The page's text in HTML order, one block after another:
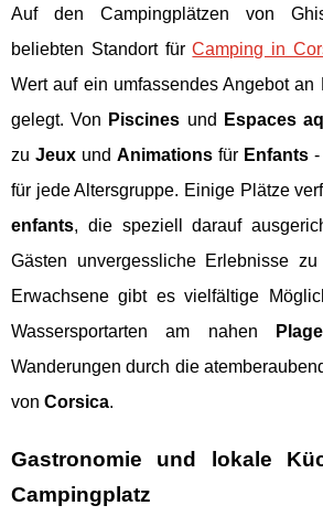
Auf den Campingplätzen von
beliebten Standort fürCamping in
Wert auf ein umfassendes Angebot an
gelegt. Von Piscines und Espaces
zu Jeuxund Animationsfür Enfants-
für jede Altersgruppe. Einige Plätze
enfants, die speziell darauf
Gästen unvergessliche Erlebnisse
Erwachsene gibt es vielfältige
Wassersportarten am nahen
Plage
Wanderungen durch die
von Corsica.
Gastronomie und lokale
Campingplatz